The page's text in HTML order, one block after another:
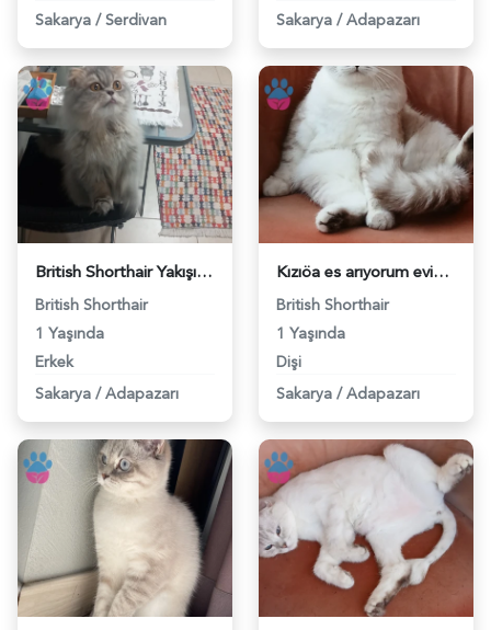
Sakarya / Serdivan
Sakarya / Adapazarı
British Shorthair Yakışıklı Kedimize eş arıyoruz. - 118984203
British Shorthair
1 Yaşında
Erkek
Sakarya / Adapazarı
Kızıöa es arıyorum evimde mısafır edicem - 118984171
British Shorthair
1 Yaşında
Dişi
Sakarya / Adapazarı